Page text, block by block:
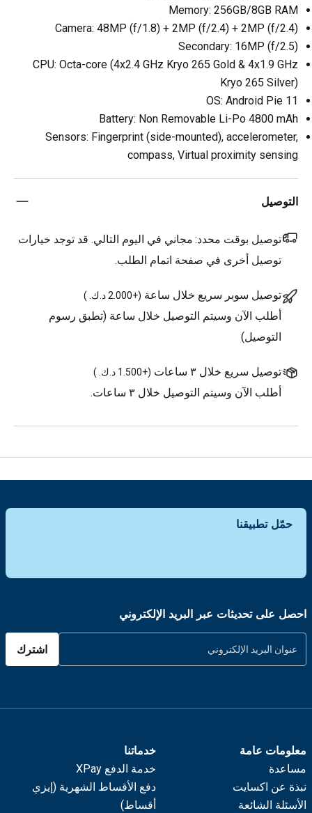
Memory: 256GB/8GB RAM
Camera: 48MP (f/1.8) + 2MP (f/2.4) + 2MP (f/2.4)
Secondary: 16MP (f/2.5)
CPU: Octa-core (4x2.4 GHz Kryo 265 Gold & 4x1.9 GHz
Kryo 265 Silver)
OS: Android Pie 11
Battery: Non Removable Li-Po 4800 mAh
Sensors: Fingerprint (side-mounted), accelerometer,
compass, Virtual proximity sensing
التوصيل
توصيل بوقت محدد: مجاني في اليوم التالي. قد توجد خيارات
توصيل أخرى في صفحة اتمام الطلب.
توصيل سوبر سريع خلال ساعة (+2.000 د.ك. )
أطلب الآن وسيتم التوصيل خلال ساعة (تطبق رسوم
التوصيل)
توصيل سريع خلال ٣ ساعات (+1.500 د.ك. )
أطلب الآن وسيتم التوصيل خلال ٣ ساعات.
حمّل تطبيقنا
احصل على تحديثات عبر البريد الإلكتروني
اشترك
معلومات عامة
مساعدة
نبذة عن اكسايت
الأسئلة الشائعة
خدماتنا
خدمة الدفع XPay
دفع الأقساط الشهرية (إيزي
أقساط)